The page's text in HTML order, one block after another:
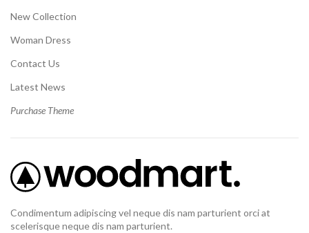
New Collection
Woman Dress
Contact Us
Latest News
Purchase Theme
Condimentum adipiscing vel neque dis nam parturient orci at
scelerisque neque dis nam parturient.